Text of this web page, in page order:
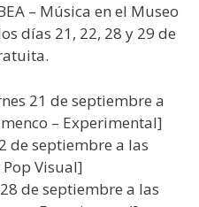
– Música en el Museo
días 21, 22, 28 y 29 de
21 de septiembre a
– Experimental]
de septiembre a las
Visual]
28 de septiembre a las